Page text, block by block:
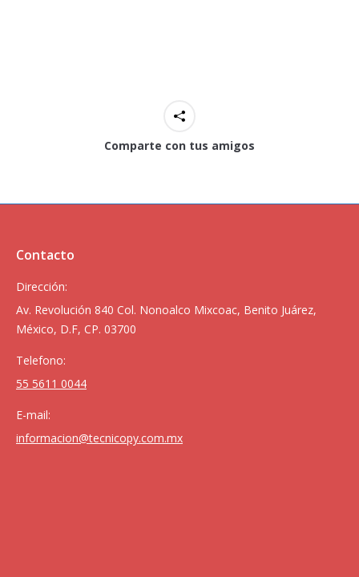
Comparte con tus amigos
Contacto
Dirección:
Av. Revolución 840 Col. Nonoalco Mixcoac, Benito Juárez,
México, D.F, CP. 03700
Telefono:
55 5611 0044
E-mail:
informacion@tecnicopy.com.mx